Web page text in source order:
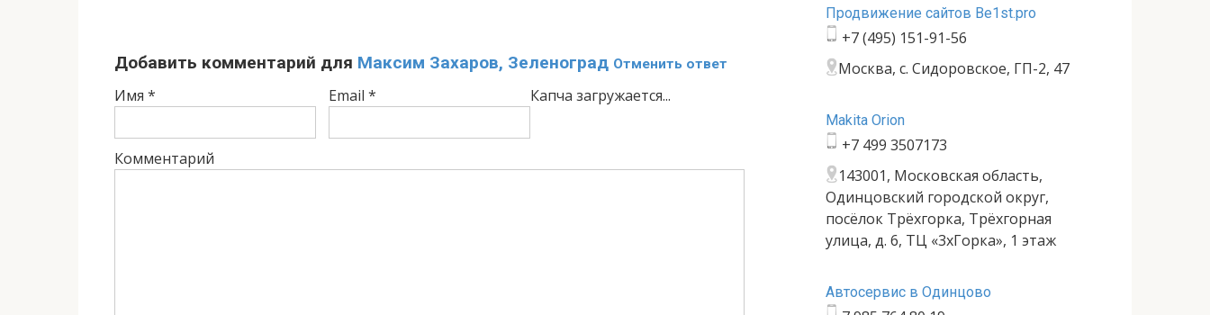
Добавить комментарий для Максим Захаров, Зеленоград Отменить ответ
Имя * Email * Капча загружается...
Комментарий
Продвижение сайтов Be1st.pro
+7 (495) 151-91-56
Москва, с. Сидоровское, ГП-2, 47
Makita Orion
+7 499 3507173
143001, Московская область,
Одинцовский городской округ,
посёлок Трёхгорка, Трёхгорная
улица, д. 6, ТЦ «3хГорка», 1 этаж
Автосервис в Одинцово